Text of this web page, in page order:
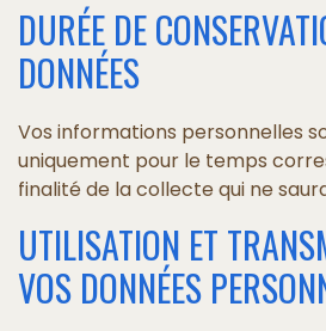
DURÉE DE
DONNÉES
Vos informations personnelles
uniquement pour le temps
finalité de la collecte qui ne
UTILISATION ET
VOS DONNÉES